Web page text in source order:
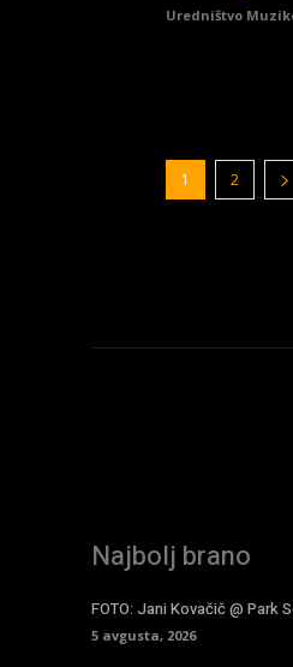
Uredništvo
1 2
Najbolj brano
FOTO: Jani Kovačič @ Park
5 avgusta, 2026